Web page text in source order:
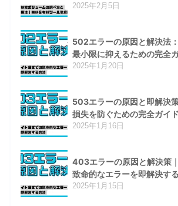
2025年2月5日
502エラーの原因と解決法
最小限に抑えるための完全
2025年1月20日
503エラーの原因と即解決
損失を防ぐための完全ガイド
2025年1月16日
403エラーの原因と解決策
致命的なエラーを即解決す
2025年1月15日